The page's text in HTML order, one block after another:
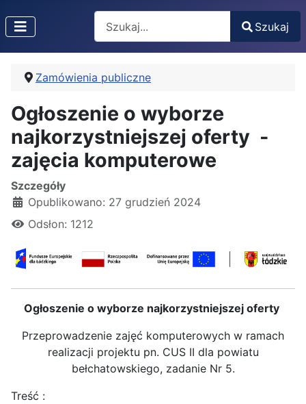
Type 2 or more characters for results.
Szukaj
Zamówienia publiczne
Ogłoszenie o wyborze
najkorzystniejszej oferty -
zajęcia komputerowe
Szczegóły
Opublikowano: 27 grudzień 2024
Odsłon: 1212
Ogłoszenie o wyborze najkorzystniejszej oferty
Przeprowadzenie zajęć komputerowych w ramach
realizacji projektu pn. CUS II dla powiatu
bełchatowskiego, zadanie Nr 5.
Treść :